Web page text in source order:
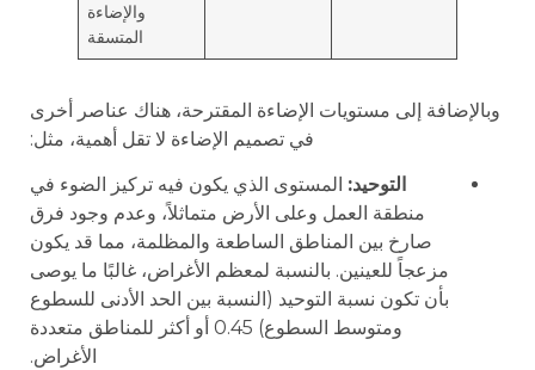
والإضاءة
المتسقة
وبالإضافة إلى مستويات الإضاءة المقترحة، هناك عناصر أخرى
في تصميم الإضاءة لا تقل أهمية، مثل:
التوحيد: المستوى الذي يكون فيه تركيز الضوء في
منطقة العمل وعلى الأرض متماثلاً، وعدم وجود فرق
صارخ بين المناطق الساطعة والمظلمة، مما قد يكون
مزعجاً للعينين. بالنسبة لمعظم الأغراض، غالبًا ما يوصى
بأن تكون نسبة التوحيد (النسبة بين الحد الأدنى للسطوع
ومتوسط السطوع) 0.45 أو أكثر للمناطق متعددة
الأغراض.